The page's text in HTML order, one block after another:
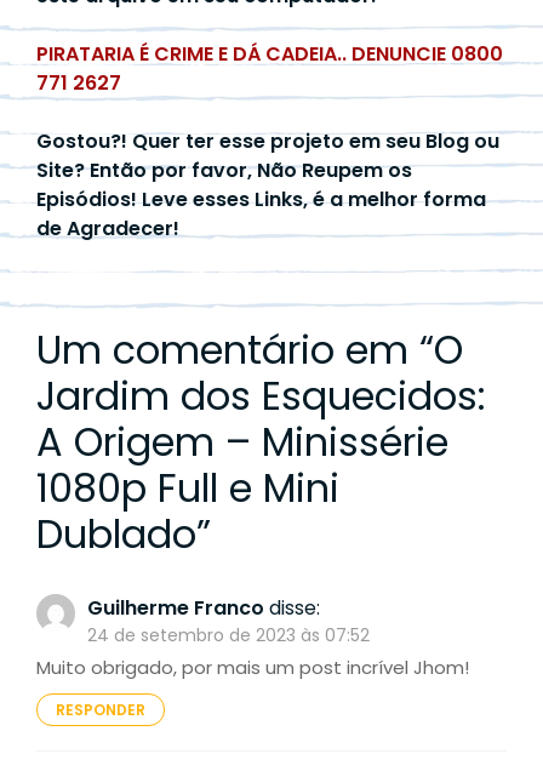
PIRATARIA É CRIME E DÁ CADEIA.. DENUNCIE 0800
771 2627
Gostou?! Quer ter esse projeto em seu Blog ou
Site? Então por favor, Não Reupem os
Episódios! Leve esses Links, é a melhor forma
de Agradecer!
Um comentário em “O
Jardim dos Esquecidos:
A Origem – Minissérie
1080p Full e Mini
Dublado”
Guilherme Franco disse:
24 de setembro de 2023 às 07:52
Muito obrigado, por mais um post incrível Jhom!
RESPONDER